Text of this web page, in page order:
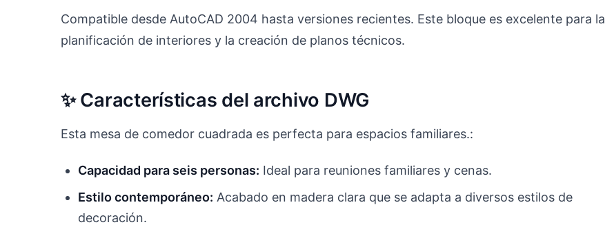
Compatible desde AutoCAD 2004 hasta versiones recientes. Este bloque es excelente para la
planificación de interiores y la creación de planos técnicos.
✨ Características del archivo DWG
Esta mesa de comedor cuadrada es perfecta para espacios familiares.:
Capacidad para seis personas: Ideal para reuniones familiares y cenas.
Estilo contemporáneo: Acabado en madera clara que se adapta a diversos estilos de
decoración.